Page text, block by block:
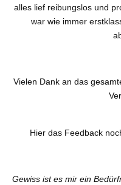
alles lief reibungslos und
war wie immer
Vielen Dank an das
Hier das Feedback
Gewiss ist es mir ein